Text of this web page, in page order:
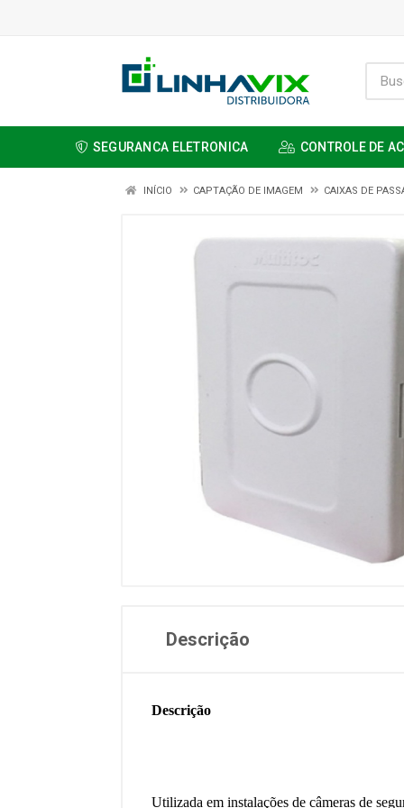
SEGURANCA ELETRONICA CONTROLE DE
INÍCIO CAPTAÇÃO DE IMAGEM CAIXAS DE
Descrição
Descrição
Utilizada em instalações de câmeras de